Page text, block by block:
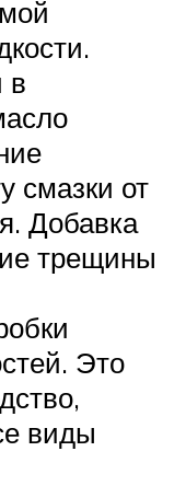
в
смазки от
Добавка
трещины
Это
виды